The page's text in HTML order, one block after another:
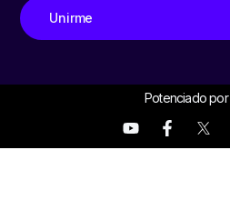
Unirme
Potenciado por